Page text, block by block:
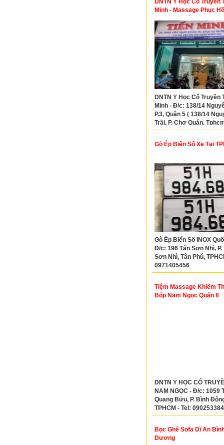
DNTN Y Học Cổ Truyền
Minh - Massage Phục
DNTN Y Học Cổ Truyền
Minh - Đ/c: 138/14
P.3, Quận 5 ( 138/14
Trãi, P. Chợ Quán,
02839245180
Gò Ép Biển Số Xe Tại
Gò Ép Biển Số INOX
Đ/c: 196 Tân Sơn Nhì, P.
Sơn Nhì, Tân Phú,
0971405456
Tiệm Massage Khiếm
Bóp Nam Ngọc Quận 8
DNTN Y HỌC CỔ
NAM NGỌC - Đ/c: 1059
Quang Bửu, P. Bình
TPHCM - Tel:
Bọc Ghế Sofa Dĩ An
Dương